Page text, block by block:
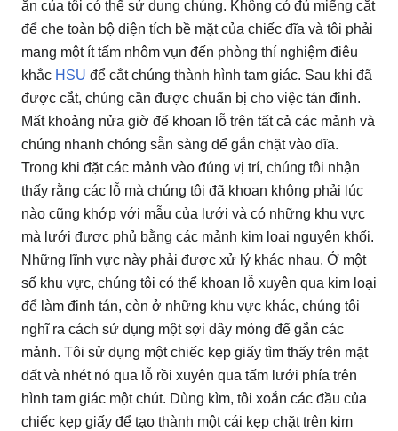
ăn của tôi có thể sử dụng chúng. Không có đủ miếng cắt
để che toàn bộ diện tích bề mặt của chiếc đĩa và tôi phải
mang một ít tấm nhôm vụn đến phòng thí nghiệm điêu
khắc HSU để cắt chúng thành hình tam giác. Sau khi đã
được cắt, chúng cần được chuẩn bị cho việc tán đinh.
Mất khoảng nửa giờ để khoan lỗ trên tất cả các mảnh và
chúng nhanh chóng sẵn sàng để gắn chặt vào đĩa.
Trong khi đặt các mảnh vào đúng vị trí, chúng tôi nhận
thấy rằng các lỗ mà chúng tôi đã khoan không phải lúc
nào cũng khớp với mẫu của lưới và có những khu vực
mà lưới được phủ bằng các mảnh kim loại nguyên khối.
Những lĩnh vực này phải được xử lý khác nhau. Ở một
số khu vực, chúng tôi có thể khoan lỗ xuyên qua kim loại
để làm đinh tán, còn ở những khu vực khác, chúng tôi
nghĩ ra cách sử dụng một sợi dây mỏng để gắn các
mảnh. Tôi sử dụng một chiếc kẹp giấy tìm thấy trên mặt
đất và nhét nó qua lỗ rồi xuyên qua tấm lưới phía trên
hình tam giác một chút. Dùng kìm, tôi xoắn các đầu của
chiếc kẹp giấy để tạo thành một cái kẹp chặt trên kim